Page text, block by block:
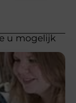
u mogelijk